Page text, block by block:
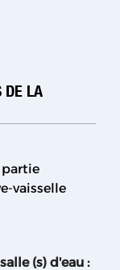
DE LA
partie
vaisselle
(s) d'eau :